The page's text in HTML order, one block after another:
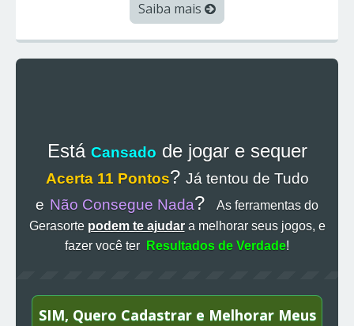
Saiba mais
Está Cansado de jogar e sequer
Acerta 11 Pontos? Já tentou de Tudo
e Não Consegue Nada?
As ferramentas do
Gerasorte podem te ajudara melhorar seus jogos, e
fazer você ter
Resultados de Verdade!
SIM, Quero Cadastrar e Melhorar Meus